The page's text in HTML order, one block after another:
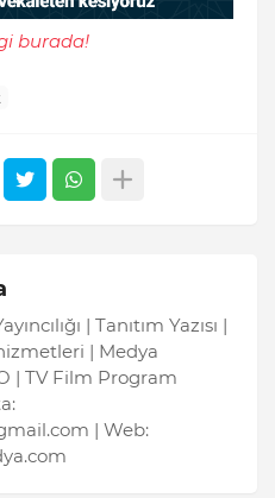
burada!
| Tanıtım Yazısı |
| Medya
| TV Film Program
| Web: